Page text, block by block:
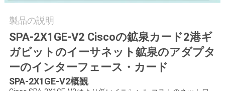
連
絡
く
製品の説明
SPA-2X1GE-V2 Ciscoの鉱泉カード2港ギ
ガビットのイーサネット鉱泉のアダプタ
ーのインターフェース・カード
SPA-2X1GE-V2概観